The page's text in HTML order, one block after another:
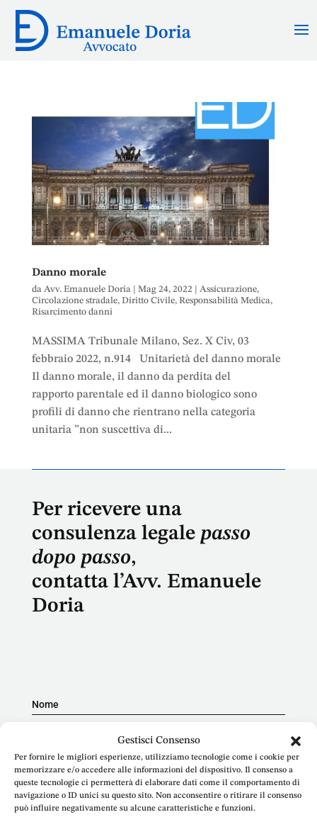
Gestisci Consenso
Per fornire le migliori esperienze, utilizziamo tecnologie come i cookie per
memorizzare e/o accedere alle informazioni del dispositivo. Il consenso a
queste tecnologie ci permetterà di elaborare dati come il comportamento di
navigazione o ID unici su questo sito. Non acconsentire o ritirare il consenso
può influire negativamente su alcune caratteristiche e funzioni.
Danno morale
da Avv. Emanuele Doria Mag 24, 2022 Assicurazione,
Circolazione stradale, Diritto Civile, Responsabilità Medica,
Risarcimento danni
MASSIMA Tribunale Milano, Sez. X Civ, 03
febbraio 2022, n.914 Unitarietà del danno morale
Il danno morale, il danno da perdita del
rapporto parentale ed il danno biologico sono
profili di danno che rientrano nella categoria
unitaria ”non suscettiva di...
Per ricevere una
consulenza legale passo
dopo passo,
contatta l’Avv. Emanuele
Doria
Nome
E-mail